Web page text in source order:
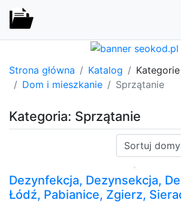
Strona główna Katalog
Kategorie
Dom i mieszkanie
Sprzątanie
Kategoria: Sprzątanie
Sortuj:
Dezynfekcja, Dezynsekcja,
Łódź, Pabianice, Zgierz,